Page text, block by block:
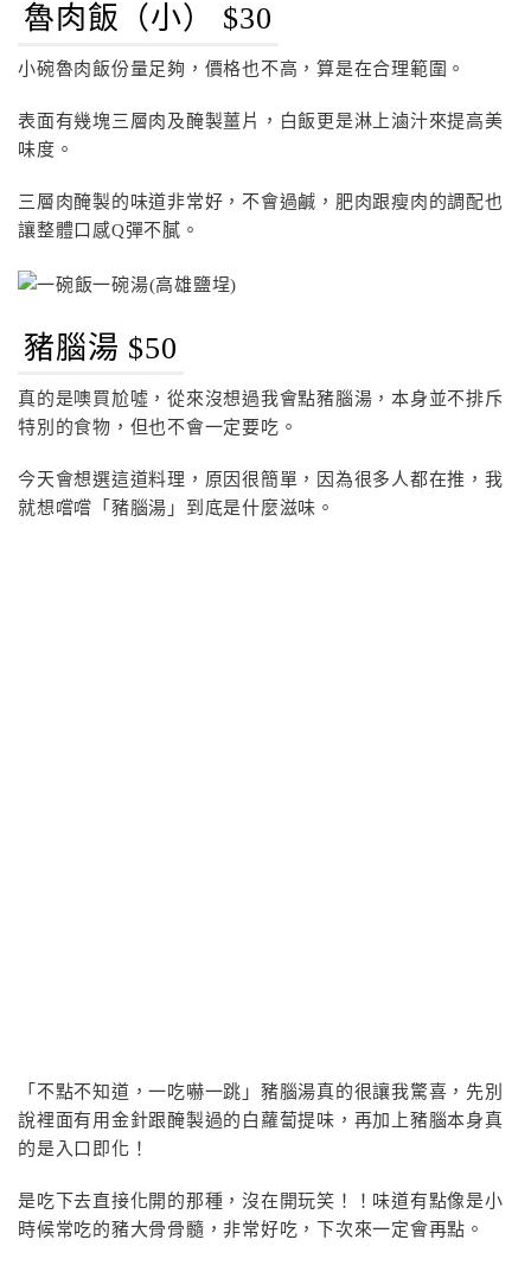
魯肉飯（小） $30
小碗魯肉飯份量足夠，價格也不高，算是在合理範圍。
表面有幾塊三層肉及醃製薑片，白飯更是淋上滷汁來提高美
味度。
三層肉醃製的味道非常好，不會過鹹，肥肉跟瘦肉的調配也
讓整體口感Q彈不膩。
豬腦湯 $50
真的是噢買尬噓，從來沒想過我會點豬腦湯，本身並不排斥
特別的食物，但也不會一定要吃。
今天會想選這道料理，原因很簡單，因為很多人都在推，我
就想嚐嚐「豬腦湯」到底是什麼滋味。
「不點不知道，一吃嚇一跳」豬腦湯真的很讓我驚喜，先別
說裡面有用金針跟醃製過的白蘿蔔提味，再加上豬腦本身真
的是入口即化！
是吃下去直接化開的那種，沒在開玩笑！！味道有點像是小
時候常吃的豬大骨骨髓，非常好吃，下次來一定會再點。